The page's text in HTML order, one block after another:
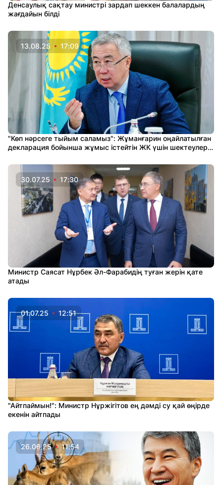
Денсаулық сақтау министрі зардап шеккен балалардың
жағдайын білді
13.08.25 17:09
"Көп нәрсеге тыйым саламыз": Жұманғарин оңайлатылған
декларация бойынша жұмыс істейтін ЖК үшін шектеулер
30.07.25 17:30
Министр Саясат Нұрбек Әл-Фарабидің туған жерін қате
атады
01.07.25 12:51
"Айтпаймын!": Министр Нұржігітов ең дәмді су қай өңірде
екенін айтпады
26.06.25 11:54